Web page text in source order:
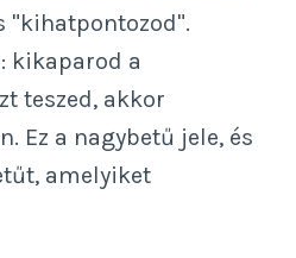
"kihatpontozod".
kikaparod a
teszed, akkor
Ez a nagybetű jele, és
amelyiket